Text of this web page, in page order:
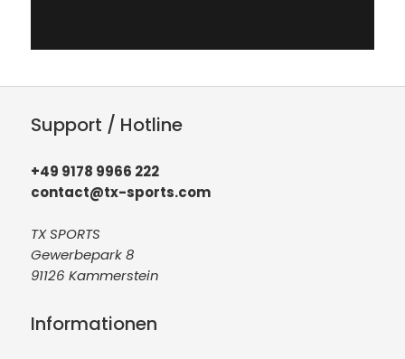
Support / Hotline
+49 9178 9966 222
contact@tx-sports.com
TX SPORTS
Gewerbepark 8
91126 Kammerstein
Informationen